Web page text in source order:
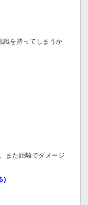
識を持ってしまうか
また距離でダメージ
)